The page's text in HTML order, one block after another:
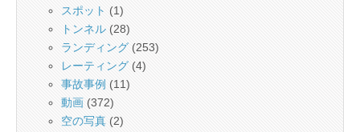
スポット (1)
トンネル (28)
ランディング(253)
レーティング(4)
事故事例 (11)
動画 (372)
空の写真 (2)